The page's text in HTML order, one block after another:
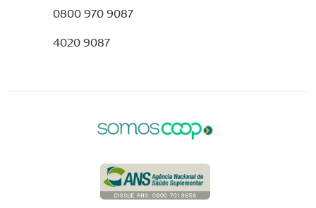
0800 970 9087
4020 9087